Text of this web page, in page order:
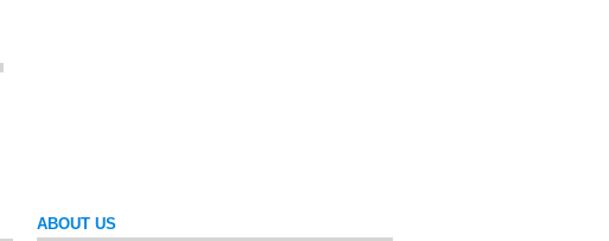
ABOUT US